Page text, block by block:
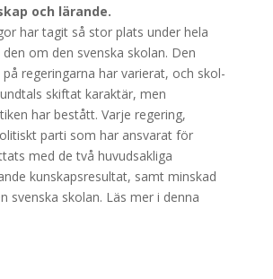
och lärande.
har tagit så stor plats under hela
om den svenska skolan. Den
regeringarna har varierat, och skol-
skiftat karaktär, men
har bestått. Varje regering,
parti som har ansvarat för
med de två huvudsakliga
kunskapsresultat, samt minskad
svenska skolan. Läs mer i denna